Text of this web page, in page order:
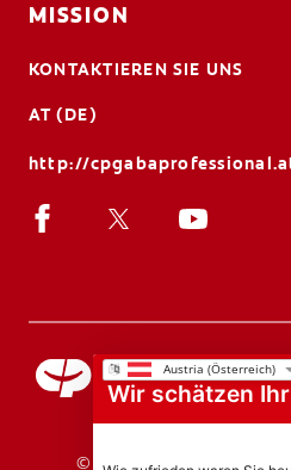
MISSION
KONTAKTIEREN SIE UNS
AT (DE)
http://
© 2026 Colgate-Palmolive
Wir schätzen